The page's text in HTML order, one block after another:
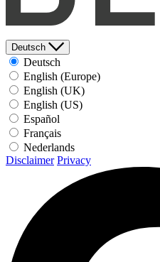
Deutsch
Deutsch
English (Europe)
English (UK)
English (US)
Español
Français
Nederlands
Disclaimer Privacy